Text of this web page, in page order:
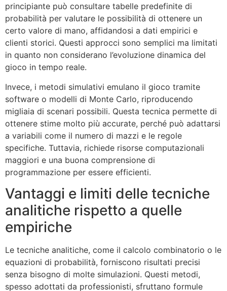
principiante può consultare tabelle predefinite di
probabilità per valutare le possibilità di ottenere un
certo valore di mano, affidandosi a dati empirici e
clienti storici. Questi approcci sono semplici ma limitati
in quanto non considerano l’evoluzione dinamica del
gioco in tempo reale.
Invece, i metodi simulativi emulano il gioco tramite
software o modelli di Monte Carlo, riproducendo
migliaia di scenari possibili. Questa tecnica permette di
ottenere stime molto più accurate, perché può adattarsi
a variabili come il numero di mazzi e le regole
specifiche. Tuttavia, richiede risorse computazionali
maggiori e una buona comprensione di
programmazione per essere efficienti.
Vantaggi e limiti delle tecniche
analitiche rispetto a quelle
empiriche
Le tecniche analitiche, come il calcolo combinatorio o le
equazioni di probabilità, forniscono risultati precisi
senza bisogno di molte simulazioni. Questi metodi,
spesso adottati da professionisti, sfruttano formule